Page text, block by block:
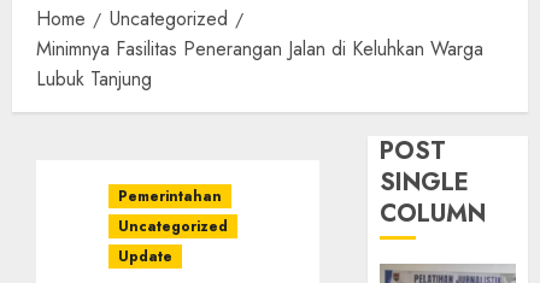
Home
Uncategorized
Minimnya Fasilitas Penerangan Jalan di Keluhkan Warga
Lubuk Tanjung
Pemerintahan
Uncategorized
Update
POST
SINGLE
COLUMN